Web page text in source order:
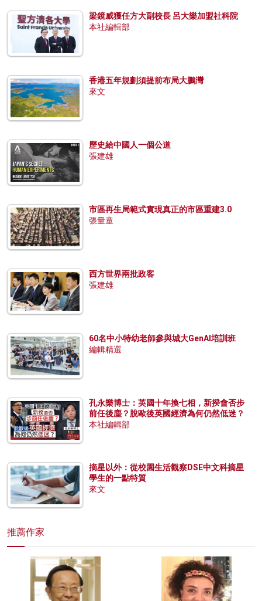
梁鏡威獲任方大副校長 呂大樂加盟社科院
本社編輯部
香港五年規劃須提前布局大鵬灣
來文
歷史給中國人一個公道
張建雄
市區再生局範式實現真正的市區重建3.0
張量童
西方世界兩批政客
張建雄
60名中小特幼老師參與城大GenAI培訓班
編輯精選
孔永樂博士：英國十年換七相，新揆會否步
前任後塵？脫歐後英國經濟為何仍然低迷？
本社編輯部
摘星以外：從校園生活觀察DSE中文科摘星
學生的一點特質
來文
推薦作家